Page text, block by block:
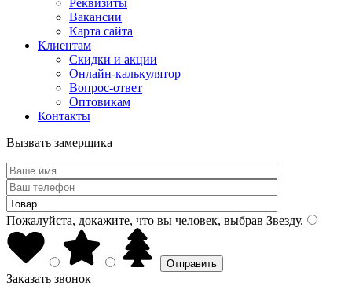
Реквизиты
Вакансии
Карта сайта
Клиентам
Скидки и акции
Онлайн-калькулятор
Вопрос-ответ
Оптовикам
Контакты
Вызвать замерщика
Пожалуйста, докажите, что вы человек, выбрав Звезду.
Заказать звонок